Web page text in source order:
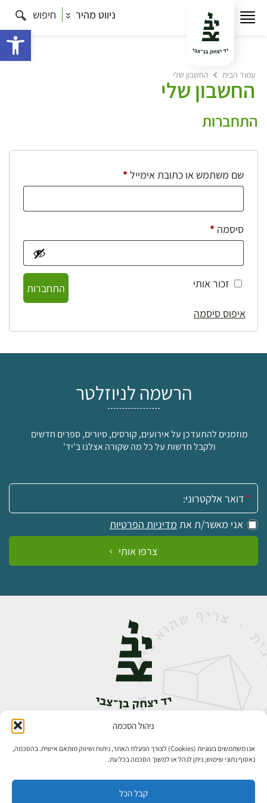
ניהול הסכמה
אנו משתמשים בעוגיות (Cookies) לצורך הפעלת האתר, ניתוח ושיווק מותאם אישית. בהסכמה,
נאסוף נתוני שימוש; ניתן לנהל או למשוך הסכמה בכל עת.
קבל הכל
ניווט מהיר חיפוש
עמוד הבית החשבון שלי
החשבון שלי
התחברות
שם משתמש או כתובת אימייל*חובה
סיסמה *חובה
זכור אותי
התחברות
איפוס סיסמה
הרשמה לניוזלטר
מוזמנים להתעדכן על אירועים, קורסים, סיורים, ספרים חדשים
ולקבל חדשות על כל מה שקורה אצלנו ב'יד'
אימייל:
אני מאשר/ת את מדיניות הפרטיות
צרפו אותי
אבן גבירול 14, רחביה, ירושלים